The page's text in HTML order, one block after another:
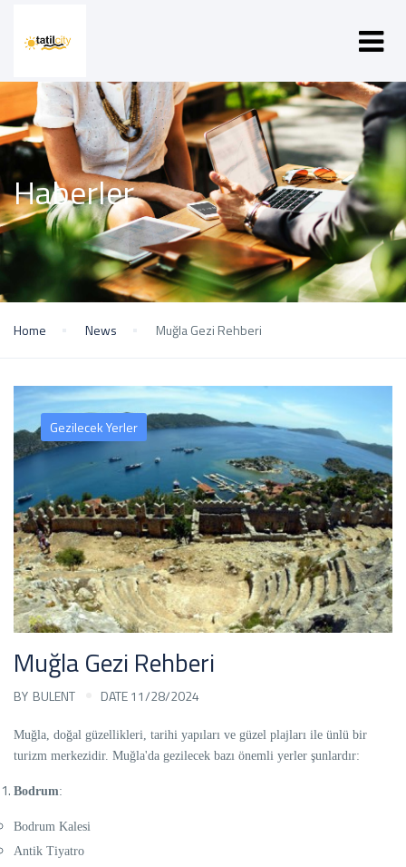
Haberler
Home News Muğla Gezi Rehberi
Gezilecek Yerler
Muğla Gezi Rehberi
BY BULENT DATE 11/28/2024
Muğla, doğal güzellikleri, tarihi yapıları ve güzel plajları ile ünlü bir
turizm merkezidir. Muğla'da gezilecek bazı önemli yerler şunlardır:
Bodrum:
Bodrum Kalesi
Antik Tiyatro